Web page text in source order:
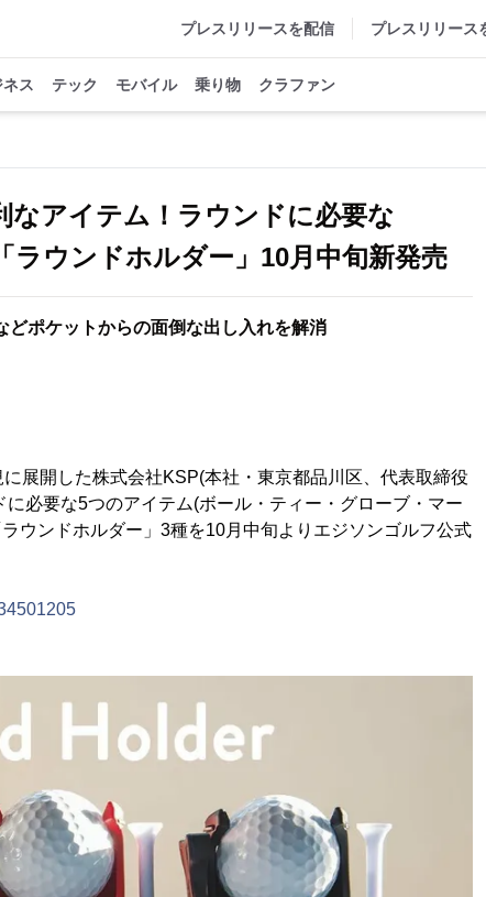
プレスリリースを配信 プレスリリース
ネス テック モバイル 乗り物 クラファン
なアイテム！ラウンドに必要な
ウンドホルダー」10月中旬新発売
どポケットからの面倒な出し入れを解消
展開した株式会社KSP(本社・東京都品川区、代表取締役
必要な5つのアイテム(ボール・ティー・グローブ・マー
ウンドホルダー」3種を10月中旬よりエジソンゴルフ公式